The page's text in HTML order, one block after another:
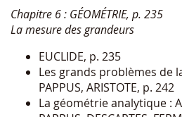
Chapitre 6 : GÉOMÉTRIE, p. 235
La mesure des grandeurs
EUCLIDE, p. 235
Les grands problèmes de
PAPPUS, ARISTOTE, p. 242
La géométrie analytique :